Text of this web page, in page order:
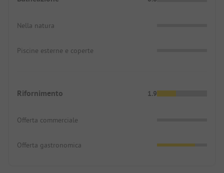
Nella natura
Piscine esterne e coperte
Rifornimento 1.9
Offerta commerciale
Offerta gastronomica